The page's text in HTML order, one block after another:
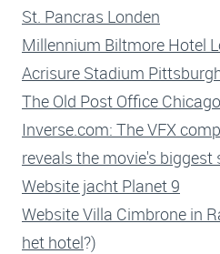
St. Pancras Londen
Millennium Biltmore Hotel
Acrisure Stadium
The Old Post Office Chicago
Inverse.com: The VFX
reveals the movie's biggest
Website jacht Planet 9
Website Villa Cimbrone in
het hotel?)